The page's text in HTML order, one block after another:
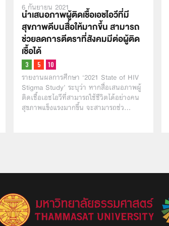
6 กันยายน 2021
นำเสนอภาพผู้ติดเชื้อเอชไอวีที่มี
สุขภาพดีบนสื่อให้มากขึ้น สามารถ
ช่วยลดการตีตราที่สังคมมีต่อผู้ติด
เชื้อได้
รายงานผลการศึกษา ‘2021 State of HIV
Stigma Study’ ระบุว่า หากสื่อเสนอภาพผู้
ติดเชื้อเอชไอวีที่สามารถใช้ชีวิตได้อย่างคน
สุขภาพแข็งแรงมากขึ้น จะสามารถช่ว…